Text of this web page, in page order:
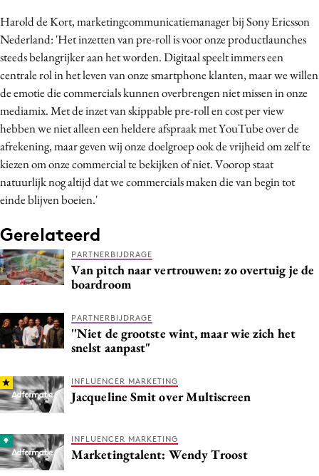
Harold de Kort, marketingcommunicatiemanager bij Sony Ericsson
Nederland: 'Het inzetten van pre-roll is voor onze productlaunches
steeds belangrijker aan het worden. Digitaal speelt immers een
centrale rol in het leven van onze smartphone klanten, maar we willen
de emotie die commercials kunnen overbrengen niet missen in onze
mediamix. Met de inzet van skippable pre-roll en cost per view
hebben we niet alleen een heldere afspraak met YouTube over de
afrekening, maar geven wij onze doelgroep ook de vrijheid om zelf te
kiezen om onze commercial te bekijken of niet. Voorop staat
natuurlijk nog altijd dat we commercials maken die van begin tot
einde blijven boeien.'
Gerelateerd
PARTNERBIJDRAGE
Van pitch naar vertrouwen: zo overtuig je de
boardroom
PARTNERBIJDRAGE
''Niet de grootste wint, maar wie zich het
snelst aanpast"
INFLUENCER MARKETING
Jacqueline Smit over Multiscreen
INFLUENCER MARKETING
Marketingtalent: Wendy Troost